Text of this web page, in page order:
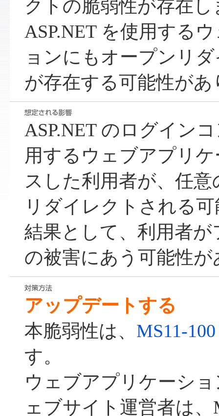
クトの脆弱性が存在
ASP.NET を使用する
ョンにもオープンリ
が存在する可能性があ
ASP.NET のログイン
用するウェブアプリ
スした利用者が、任
リダイレクトされる
結果として、利用者
の被害にあう可能性
アップデートする
本脆弱性は、 MS11-100
す。
ウェブアプリケーシ
ェブサイト運営者は